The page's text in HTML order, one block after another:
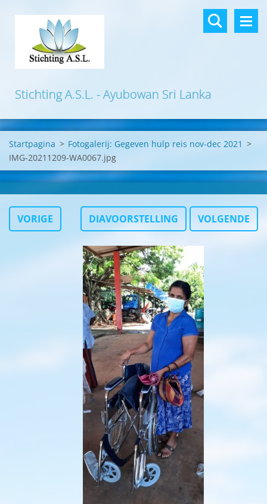
Stichting A.S.L. - Ayubowan Sri Lanka
Startpagina > Fotogalerij: Gegeven hulp reis nov-dec 2021 >
IMG-20211209-WA0067.jpg
VORIGE DIAVOORSTELLING VOLGENDE